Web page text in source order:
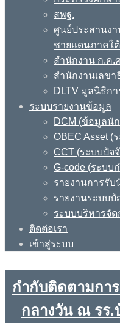
สพฐ.
ศูนย์ประสานง
ชายแดนภาคใต้
สำนักงาน ก.ค.
สำนักงานเลข
DLTV มูลนิธิก
ระบบรายงานข้อมูล
DCM (ข้อมูลนั
OBEC Asset
CCT (ระบบปัจ
G-code (ระบบ
รายงานการรับ
รายงานระบบบั
ระบบบริหารจัด
ติดต่อเรา
เข้าสู่ระบบ
กำกับติดตามกา
กลางวัน ณ รร.